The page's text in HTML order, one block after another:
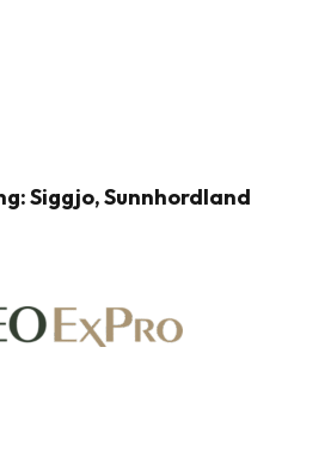
Siggjo, Sunnhordland